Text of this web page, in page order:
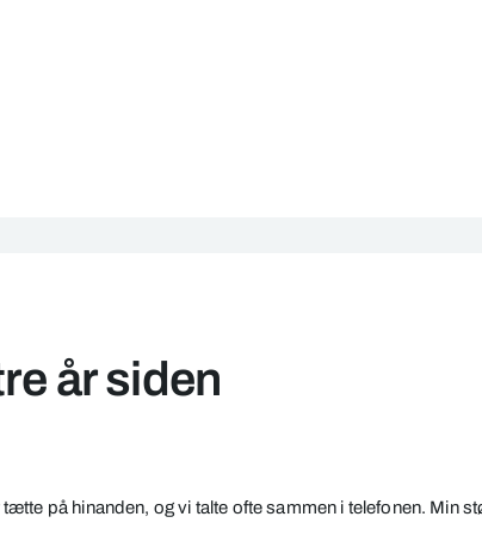
år siden
på hinanden, og vi talte ofte sammen i telefonen. Min